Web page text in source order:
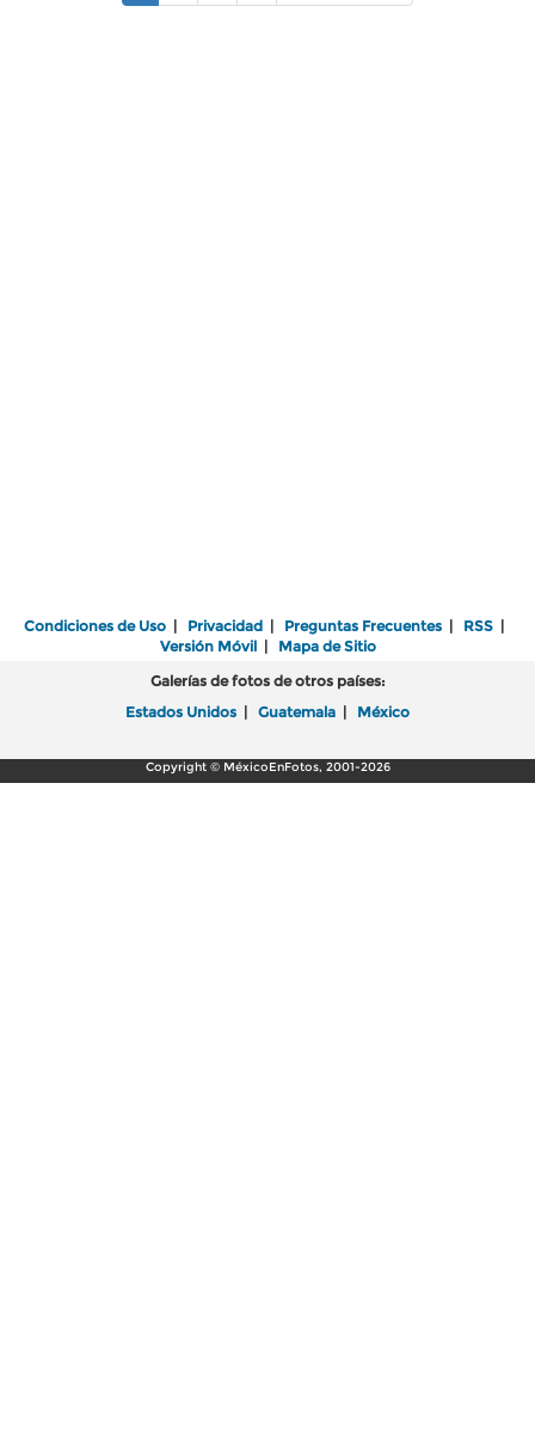
Condiciones de Uso | Privacidad | Preguntas Frecuentes | RSS |
Versión Móvil| Mapa de Sitio
Galerías de fotos de otros países:
Estados Unidos | Guatemala | México
Copyright © MéxicoEnFotos, 2001-2026